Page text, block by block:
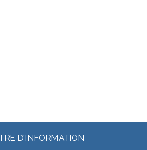
D'INFORMATION